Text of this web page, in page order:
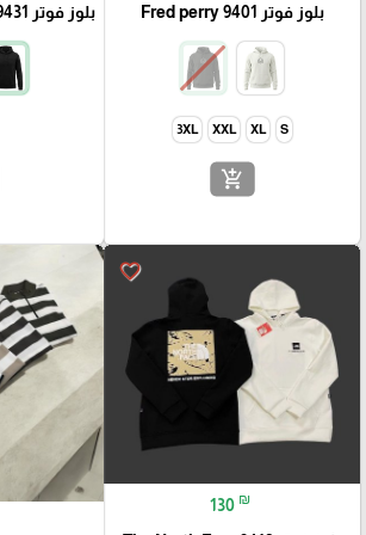
بلوز فوتر Fred perry 9401
S
XL
XXL
3XL
add_shopping_cart
بلوز فوتر Aldo Moro Milano 9431
favorite_border
130 ₪